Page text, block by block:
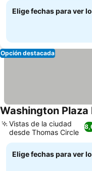
Elige fechas para ver
Opción destacada
Washington Plaza
Vistas de la ciudad
desde Thomas Circle
Elige fechas para ver